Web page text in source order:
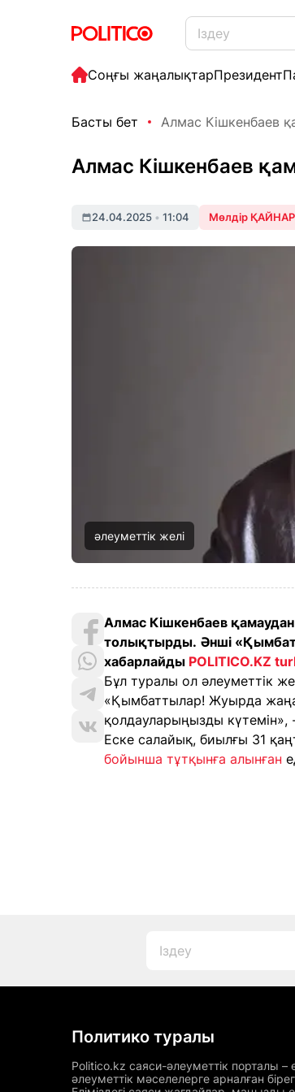
Соңғы жаңалықтарПрезидент
Басты бет Алмас Кішкенбаев
Алмас Кішкенбаев
24.04.2025 • 11:04 Мөлдір ҚАЙНАР
әлеуметтік желі
Алмас Кішкенбаев
толықтырды. Әнші
хабарлайды POLITICO.KZ
Бұл туралы ол әлеуметтік
«Қымбаттылар! Жуырда
қолдауларыңызды
Еске салайық, биылғы 31
бойынша тұтқынға алынған
Политико туралы
Politico.kz саяси-әлеуметтік порталы –
әлеуметтік мәселелерге арналған